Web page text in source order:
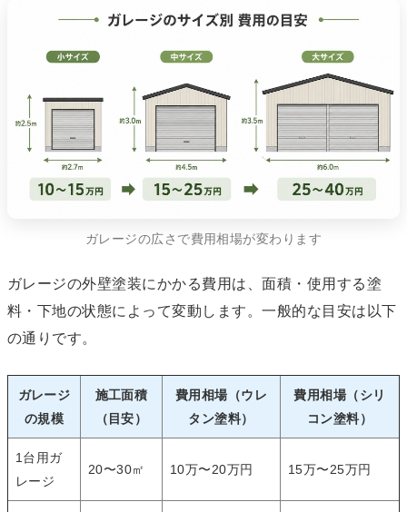
ガレージの広さで費用相場が変わります
ガレージの外壁塗装にかかる費用は、面積・使用する塗
料・下地の状態によって変動します。一般的な目安は以下
の通りです。
ガレージ
の規模
施工面積
（目安）
費用相場（ウレ
タン塗料）
費用相場（シリ
コン塗料）
1台用ガ
レージ
20〜30㎡ 10万〜20万円 15万〜25万円